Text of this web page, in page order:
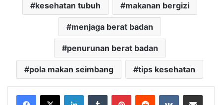
kesehatan tubuh makanan bergizi
menjaga berat badan
penurunan berat badan
pola makan seimbang tips kesehatan
LinkedInTumblr PinterestReddit VKontakteShare via Email